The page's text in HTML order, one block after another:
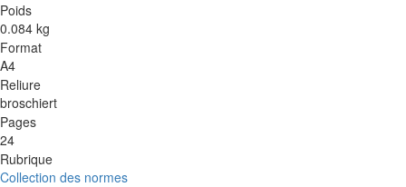
Poids
0.084 kg
Format
A4
Reliure
broschiert
Pages
24
Rubrique
Collection des normes